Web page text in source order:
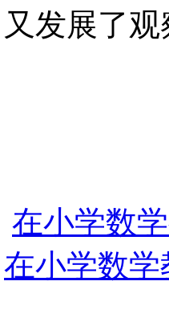
发展了
在小学数
在小学数